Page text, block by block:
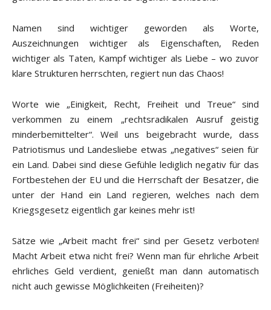
Namen sind wichtiger geworden als Worte,
Auszeichnungen wichtiger als Eigenschaften, Reden
wichtiger als Taten, Kampf wichtiger als Liebe – wo zuvor
klare Strukturen herrschten, regiert nun das Chaos!
Worte wie „Einigkeit, Recht, Freiheit und Treue“ sind
verkommen zu einem „rechtsradikalen Ausruf geistig
minderbemittelter“. Weil uns beigebracht wurde, dass
Patriotismus und Landesliebe etwas „negatives“ seien für
ein Land. Dabei sind diese Gefühle lediglich negativ für das
Fortbestehen der EU und die Herrschaft der Besatzer, die
unter der Hand ein Land regieren, welches nach dem
Kriegsgesetz eigentlich gar keines mehr ist!
Sätze wie „Arbeit macht frei“ sind per Gesetz verboten!
Macht Arbeit etwa nicht frei? Wenn man für ehrliche Arbeit
ehrliches Geld verdient, genießt man dann automatisch
nicht auch gewisse Möglichkeiten (Freiheiten)?